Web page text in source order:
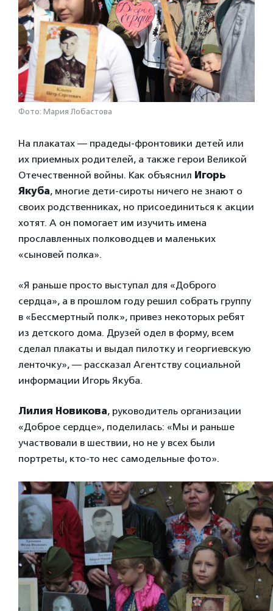
Фото: Мария Лобастова
На плакатах — прадеды-фронтовики детей или
их приемных родителей, а также герои Великой
Отечественной войны. Как объяснил Игорь
Якуба, многие дети-сироты ничего не знают о
своих родственниках, но присоединиться к акции
хотят. А он помогает им изучить имена
прославленных полководцев и маленьких
«сыновей полка».
«Я раньше просто выступал для «Доброго
сердца», а в прошлом году решил собрать группу
в «Бессмертный полк», привез некоторых ребят
из детского дома. Друзей одел в форму, всем
сделал плакаты и выдал пилотку и георгиевскую
ленточку», — рассказал Агентству социальной
информации Игорь Якуба.
Лилия Новикова, руководитель организации
«Доброе сердце», поделилась: «Мы и раньше
участвовали в шествии, но не у всех были
портреты, кто-то нес самодельные фото».